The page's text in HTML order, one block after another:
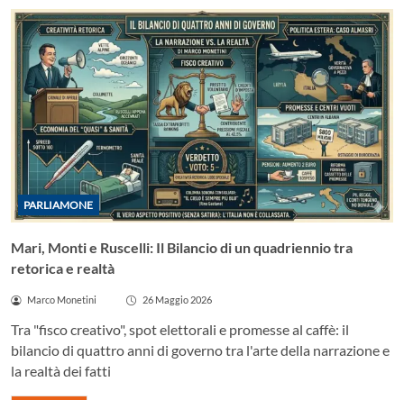
PARLIAMONE
Mari, Monti e Ruscelli: Il Bilancio di un quadriennio tra
retorica e realtà
Marco Monetini 26 Maggio 2026
Tra "fisco creativo", spot elettorali e promesse al caffè: il
bilancio di quattro anni di governo tra l'arte della narrazione e
la realtà dei fatti